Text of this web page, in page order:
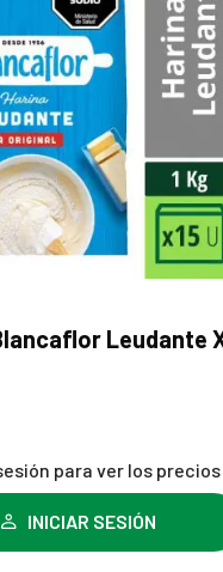
Leudante
para ver los precios
INICIAR SESIÓN